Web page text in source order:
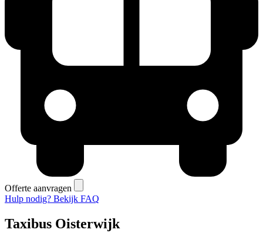
Offerte aanvragen
Hulp nodig? Bekijk FAQ
Taxibus Oisterwijk